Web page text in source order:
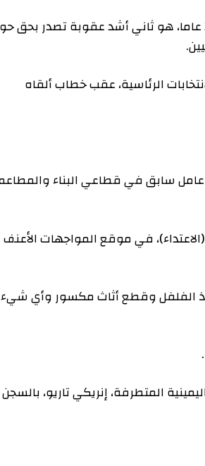
ديفيد ديمبسي، وهو مواطن من كاليفورنيا يبلغ 37 عاما، هو ثاني أشد عقوبة تصدر بحق حوالى
الرئاسية، عقب خطاب ألقاه
ديمبسي، وهو عامل سابق في قطاعي البناء والمطاعم،
في موقع المواجهات الأعنف في
وقطع أثاث مكسور وأي شيء
المتطرفة، إنريكي تاريو، بالسجن لمدة